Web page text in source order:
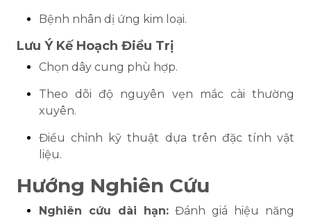
Bệnh nhân dị ứng kim loại.
Lưu Ý Kế Hoạch Điều Trị
Chọn dây cung phù hợp.
Theo dõi độ nguyên vẹn mắc cài thường
xuyên.
Điều chỉnh kỹ thuật dựa trên đặc tính vật
liệu.
Hướng Nghiên Cứu
Nghiên cứu dài hạn: Đánh giá hiệu năng